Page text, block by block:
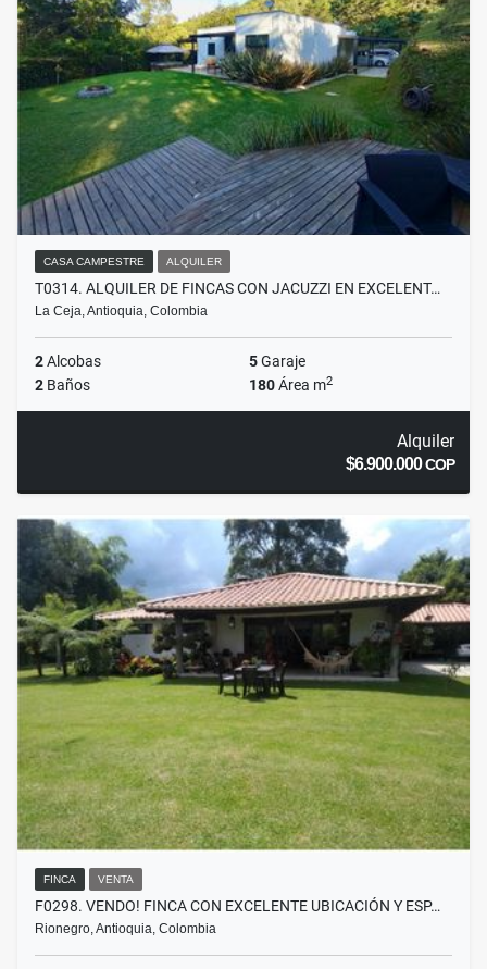
CASA CAMPESTRE ALQUILER
T0314. ALQUILER DE FINCAS CON JACUZZI EN EXCELENT…
La Ceja, Antioquia, Colombia
2Alcobas 5Garaje
2 Baños 180Área m2
Alquiler
$6.900.000COP
FINCA VENTA
F0298. VENDO! FINCA CON EXCELENTE UBICACIÓN Y ESP…
Rionegro, Antioquia, Colombia